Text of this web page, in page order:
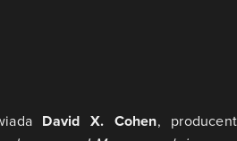
David X. Cohen, producent